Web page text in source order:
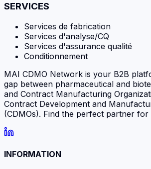
SERVICES
Services de fabrication
Services d'analyse/CQ
Services d'assurance qualité
Conditionnement
MAI CDMO Network is your B2B
gap between pharmaceutical and
and Contract Manufacturing
Contract Development and
(CDMOs). Find the perfect partner
INFORMATION